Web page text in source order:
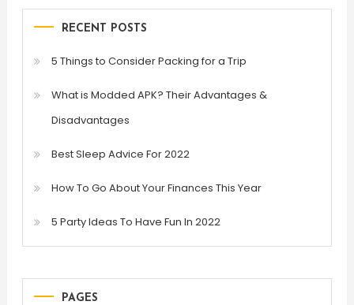
RECENT POSTS
5 Things to Consider Packing for a Trip
What is Modded APK? Their Advantages &
Disadvantages
Best Sleep Advice For 2022
How To Go About Your Finances This Year
5 Party Ideas To Have Fun In 2022
PAGES